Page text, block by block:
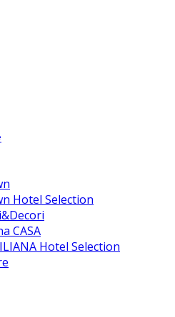
Hotel Selection
CASA
Hotel Selection